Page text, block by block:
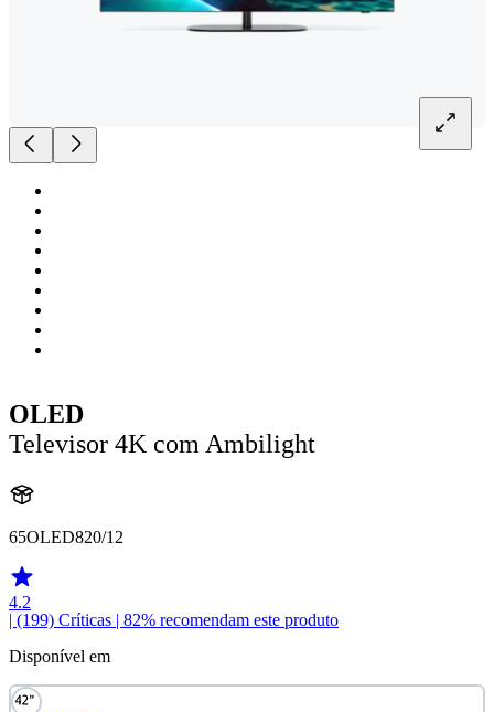
OLED
Televisor 4K com Ambilight
65OLED820/12
4.2
| (199) Críticas | 82% recomendam este produto
Disponível em